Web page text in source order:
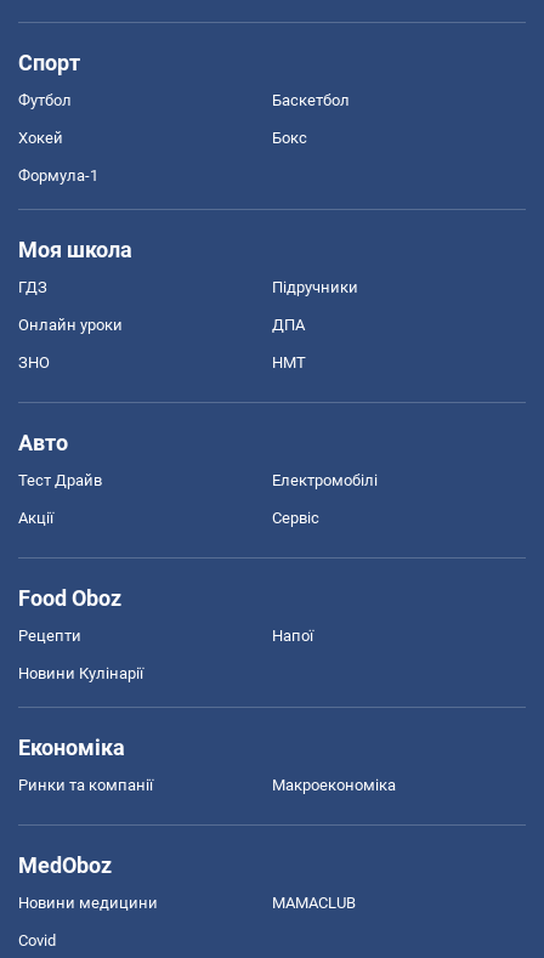
Спорт
Футбол Баскетбол
Хокей Бокс
Формула-1
Моя школа
ГДЗ Підручники
Онлайн уроки ДПА
ЗНО НМТ
Авто
Тест Драйв Електромобілі
Акції Сервіс
Food Oboz
Рецепти Напої
Новини Кулінарії
Економіка
Ринки та компанії Макроекономіка
MedOboz
Новини медицини MAMACLUB
Covid